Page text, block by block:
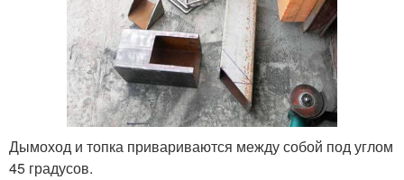
Дымоход и топка привариваются между собой под углом
45 градусов.